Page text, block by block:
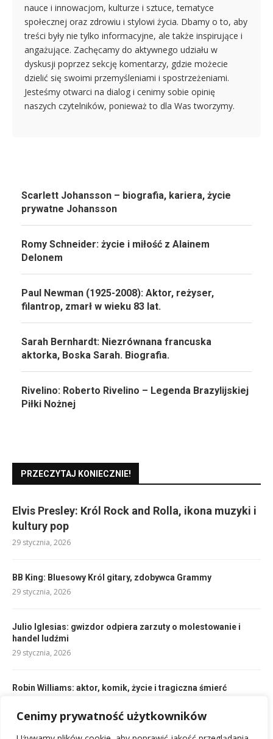
Cenimy prywatność użytkowników
nauce i innowacjom, kulturze i sztuce, tematyce
społecznej oraz zdrowiu i stylowi życia. Dbamy o to, aby
treści były nie tylko informacyjne, ale także inspirujące i
angażujące. Zachęcamy do aktywnego udziału w
dyskusji poprzez sekcję komentarzy, gdzie możecie
dzielić się swoimi przemyśleniami i spostrzeżeniami.
Jesteśmy otwarci na dialog i cenimy sobie opinię
naszych czytelników, ponieważ to dla Was tworzymy.
Scarlett Johansson – biografia, kariera, życie
prywatne Johansson
Romy Schneider: życie i miłość z Alainem
Delonem
Paul Newman (1925-2008): Aktor, reżyser,
filantrop, zmarł w wieku 83 lat.
Sarah Bernhardt: Niezrównana francuska
aktorka, Boska Sarah. Biografia.
Rivelino: Roberto Rivelino – Legenda Brazylijskiej
Piłki Nożnej
PRZECZYTAJ KONIECZNIE!
Elvis Presley: Król Rock and Rolla, ikona muzyki i
kultury pop
29 stycznia, 2026
BB King: Bluesowy Król gitary, zdobywca Grammy
29 stycznia, 2026
Julio Iglesias: gwizdor odpiera zarzuty o molestowanie i
handel ludźmi
29 stycznia, 2026
Robin Williams: aktor, komik, życie i tragiczna śmierć
29 stycznia, 2026